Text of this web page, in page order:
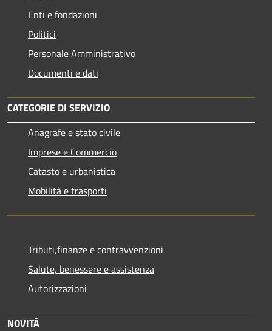
Enti e fondazioni
Politici
Personale Amministrativo
Documenti e dati
CATEGORIE DI SERVIZIO
Anagrafe e stato civile
Imprese e Commercio
Catasto e urbanistica
Mobilità e trasporti
Tributi,finanze e contravvenzioni
Salute, benessere e assistenza
Autorizzazioni
NOVITÀ